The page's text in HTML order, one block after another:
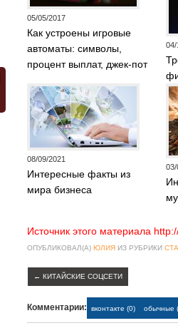
05/05/2017
Как устроены игровые
автоматы: символы,
процент выплат, джек-пот
04/
08/09/2021
Интересные факты из
мира бизнеса
03/
Источник этого материала
ОПУБЛИКОВАЛ(А) ЮЛИЯ ИЗ РУБРИКИ
← КИТАЙСКИЕ СОЦСЕТИ
Комментарии: вконтакте (0) обычные